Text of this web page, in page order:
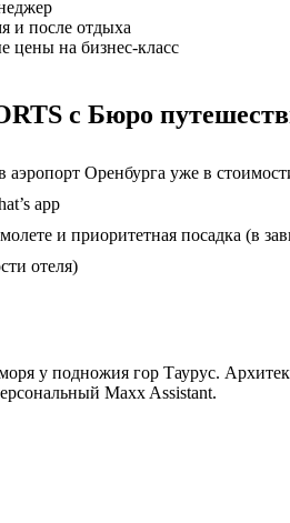
и после отдыха
цены на бизнес-класс
с Бюро
аэропорт Оренбурга уже в
app
и приоритетная посадка (в
отеля)
у подножия гор Таурус.
Maxx Assistant.